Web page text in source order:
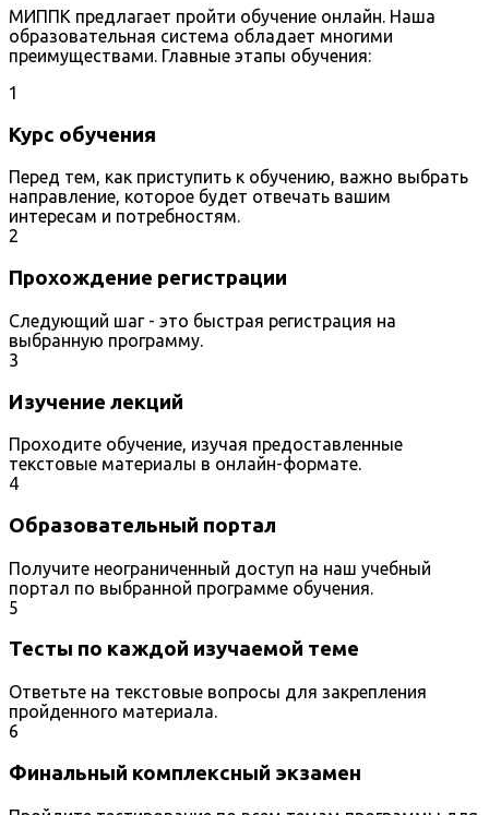
МИППК предлагает пройти обучение онлайн. Наша
образовательная система обладает многими
преимуществами. Главные этапы обучения:
1
Курс обучения
Перед тем, как приступить к обучению, важно выбрать
направление, которое будет отвечать вашим
интересам и потребностям.
2
Прохождение регистрации
Следующий шаг - это быстрая регистрация на
выбранную программу.
3
Изучение лекций
Проходите обучение, изучая предоставленные
текстовые материалы в онлайн-формате.
4
Образовательный портал
Получите неограниченный доступ на наш учебный
портал по выбранной программе обучения.
5
Тесты по каждой изучаемой теме
Ответьте на текстовые вопросы для закрепления
пройденного материала.
6
Финальный комплексный экзамен